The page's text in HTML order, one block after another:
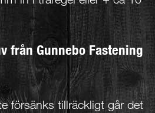
från Gunnebo Fastening
försänks tillräckligt går det